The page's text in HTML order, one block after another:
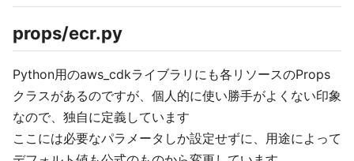
props/ecr.py
Python用のaws_cdkライブラリにも各リソースのProps
クラスがあるのですが、個人的に使い勝手がよくない印象
なので、独自に定義しています
ここには必要なパラメータしか設定せずに、用途によって